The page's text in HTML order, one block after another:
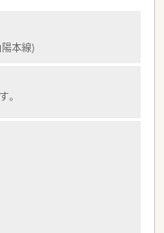
とり、
ています！
は非常に低い水準を保
理念を掲げており、プロ
以上にわたり地域の患者
非常に少なく、給与は1分
に100%で、時短勤務は
本線)
。